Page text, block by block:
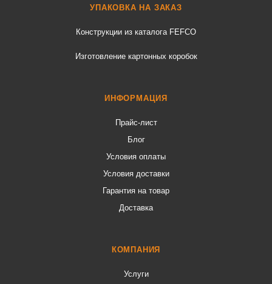
УПАКОВКА НА ЗАКАЗ
Конструкции из каталога FEFCO
Изготовление картонных коробок
ИНФОРМАЦИЯ
Прайс-лист
Блог
Условия оплаты
Условия доставки
Гарантия на товар
Доставка
КОМПАНИЯ
Услуги